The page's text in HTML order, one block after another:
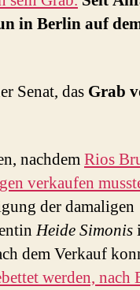
in Berlin auf
Senat, das Grab
nachdemRios
verkaufen
der damaligen
Heide Simonis
dem Verkauf
werden, nach